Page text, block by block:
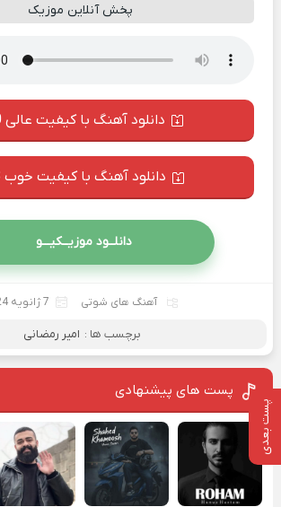
پست بعدی
پخش آنلاین موزیک
دانلود آهنگ با کیفیت عالی 320
دانلود آهنگ با کیفیت خوب 128
دانلــود موزیــکیـــو
آهنگ های شوتی 7 ژانویه 2024
برچسب ها : امیر رمضانی
پست های پیشنهادی